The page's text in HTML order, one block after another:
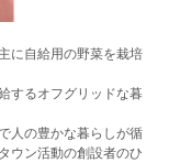
に自給用の野菜を栽培
するオフグリッドな暮
人の豊かな暮らしが循
ウン活動の創設者のひ